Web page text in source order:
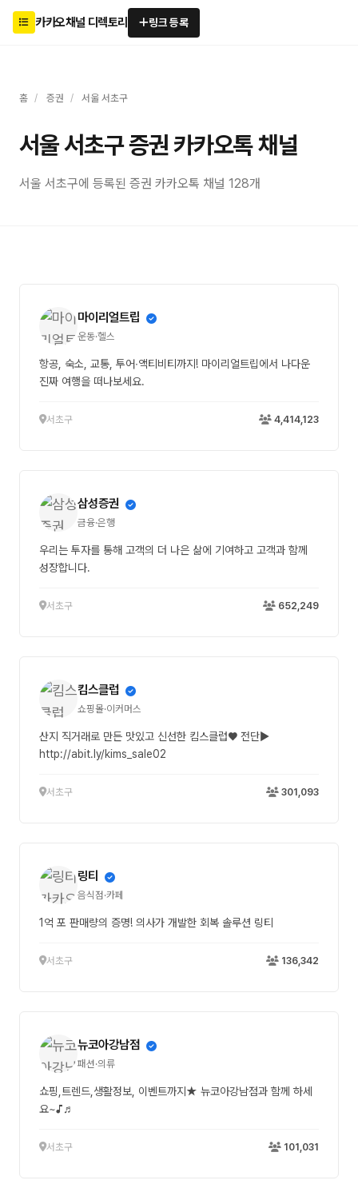
카카오채널 디렉토리 링크 등록
홈 / 증권 / 서울 서초구
서울 서초구 증권 카카오톡 채널
서울 서초구에 등록된 증권 카카오톡 채널 128개
마이리얼트립
운동·헬스
항공, 숙소, 교통, 투어∙액티비티까지! 마이리얼트립에서 나다운
진짜 여행을 떠나보세요.
서초구 4,414,123
삼성증권
금융·은행
우리는 투자를 통해 고객의 더 나은 삶에 기여하고 고객과 함께
성장합니다.
서초구 652,249
킴스클럽
쇼핑몰·이커머스
산지 직거래로 만든 맛있고 신선한 킴스클럽♥ 전단▶
http://abit.ly/kims_sale02
서초구 301,093
링티
음식점·카페
1억 포 판매량의 증명! 의사가 개발한 회복 솔루션 링티
서초구 136,342
뉴코아강남점
패션·의류
쇼핑,트렌드,생활정보, 이벤트까지★ 뉴코아강남점과 함께 하세
요~♪♬
서초구 101,031